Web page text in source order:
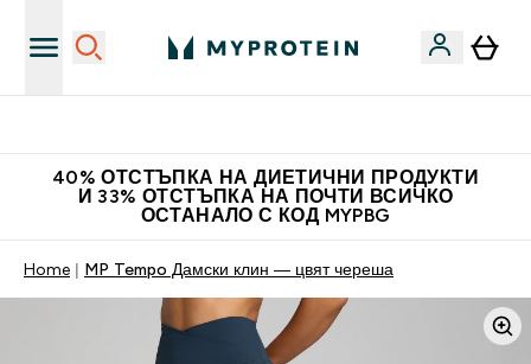
40% ОТСТЪПКА НА ДИЕТИЧНИ ПРОДУКТИ
И 33% ОТСТЪПКА НА ПОЧТИ ВСИЧКО
ОСТАНАЛО С КОД MYPBG
Home MP Tempo Дамски клин — цвят череша